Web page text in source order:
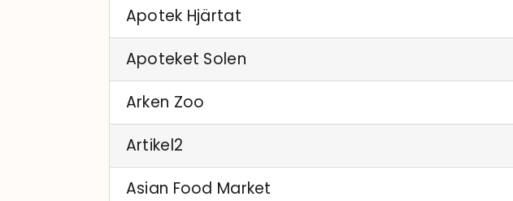
Apotek Hjärtat
Apoteket Solen
Arken Zoo
Artikel2
Asian Food Market